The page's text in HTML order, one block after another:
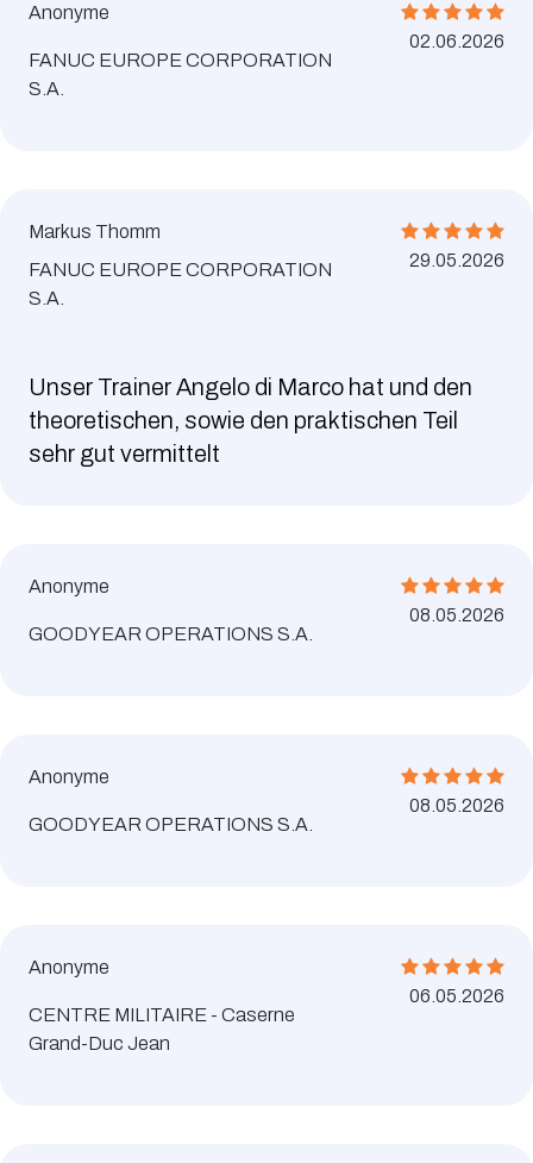
Anonyme
FANUC EUROPE CORPORATION
S.A.
02.06.2026
Markus Thomm
FANUC EUROPE CORPORATION
S.A.
29.05.2026
Unser Trainer Angelo di Marco hat und den
theoretischen, sowie den praktischen Teil
sehr gut vermittelt
Anonyme
GOODYEAR OPERATIONS S.A.
08.05.2026
Anonyme
GOODYEAR OPERATIONS S.A.
08.05.2026
Anonyme
CENTRE MILITAIRE - Caserne
Grand-Duc Jean
06.05.2026